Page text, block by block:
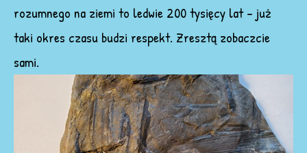
rozumnego na ziemi to ledwie 200 tysięcy lat – już
taki okres czasu budzi respekt. Zresztą zobaczcie
sami.